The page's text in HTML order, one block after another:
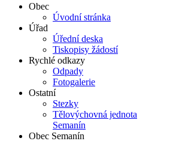
Obec
Úvodní stránka
Úřad
Úřední deska
Tiskopisy žádostí
Rychlé odkazy
Odpady
Fotogalerie
Ostatní
Stezky
Tělovýchovná jednota
Semanín
Obec Semanín